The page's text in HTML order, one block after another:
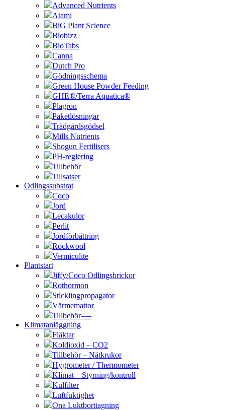
Advanced Nutrients
Atami
BiG Plant Science
Biobizz
BioTabs
Canna
Dutch Pro
Gödningsschema
Green House Powder Feeding
GHE®/Terra Aquatica®
Plagron
Paketlösningar
Trädgårdsgödsel
Mills Nutrients
Shogun Fertilisers
PH-reglering
Tillbehör
Tillsatser
Odlingssubstrat
Coco
Jord
Lecakulor
Perlit
Jordförbättring
Rockwool
Vermiculite
Plantstart
Jiffy/Coco Odlingsbrickor
Rothormon
Sticklingpropagator
Värmemattor
Tillbehör—-
Klimatanläggning
Fläktar
Koldioxid – CO2
Tillbehör – Nätkrukor
Hygrometer / Thermometer
Klimat – Styrning/kontroll
Kulfilter
Luftfuktighet
Ona Luktborttagning